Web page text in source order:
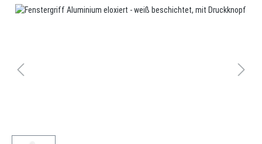
Bildergalerie überspringen